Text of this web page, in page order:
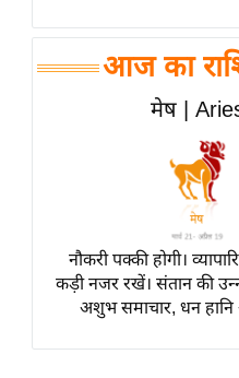
समीक्षा
धर्म
ज्योतिष
त्योहार
राशिफल
विशेष
विश्लेषण
आज का
मेष |
नौकरी पक्की होगी।
कड़ी नजर रखें। संतान की
अशुभ समाचार, धन हानि